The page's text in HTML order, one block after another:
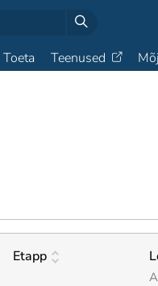
Toeta Teenused
Etapp